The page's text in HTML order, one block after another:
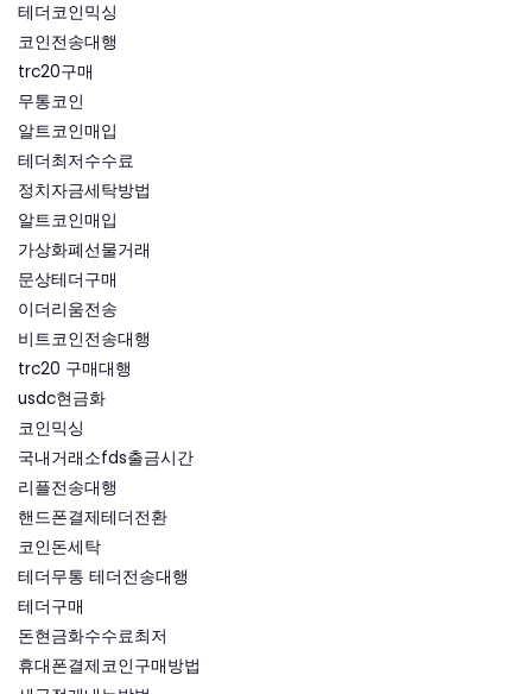
테더코인믹싱
코인전송대행
trc20구매
무통코인
알트코인매입
테더최저수수료
정치자금세탁방법
알트코인매입
가상화폐선물거래
문상테더구매
이더리움전송
비트코인전송대행
trc20 구매대행
usdc현금화
코인믹싱
국내거래소fds출금시간
리플전송대행
핸드폰결제테더전환
코인돈세탁
테더무통 테더전송대행
테더구매
돈현금화수수료최저
휴대폰결제코인구매방법